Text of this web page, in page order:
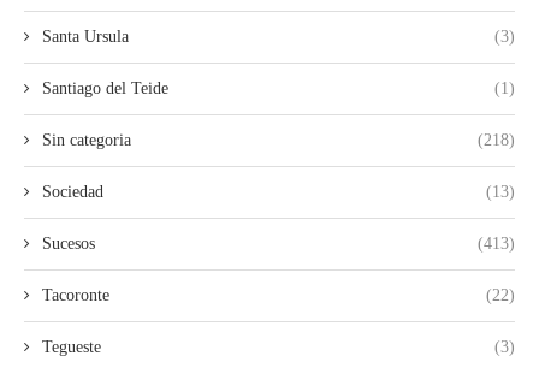
Santa Ursula (3)
Santiago del Teide (1)
Sin categoria (218)
Sociedad (13)
Sucesos (413)
Tacoronte (22)
Tegueste (3)